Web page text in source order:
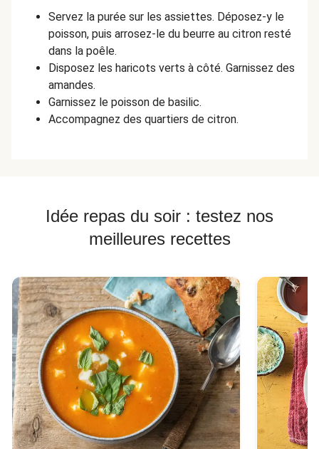
Servez la purée sur les assiettes. Déposez-y le
poisson, puis arrosez-le du beurre au citron resté
dans la poêle.
Disposez les haricots verts à côté. Garnissez des
amandes.
Garnissez le poisson de basilic.
Accompagnez des quartiers de citron.
Idée repas du soir : testez nos
meilleures recettes